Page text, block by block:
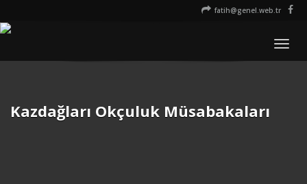
fatih@genel.web.tr
Kazdağları Okçuluk Müsabakaları